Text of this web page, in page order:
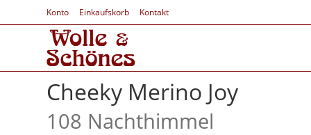
Konto Einkaufskorb Kontakt
Cheeky Merino Joy
108 Nachthimmel